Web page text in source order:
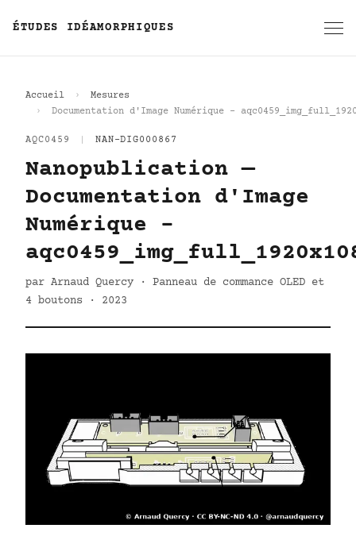
ÉTUDES IDÉAMORPHIQUES
Accueil
Mesures
Documentation d'Image Numérique -
AQC0459 NAN-DIG000867
Nanopublication —
Documentation d'Image
Numérique -
par Arnaud Quercy · Panneau de commance OLED et
4 boutons · 2023